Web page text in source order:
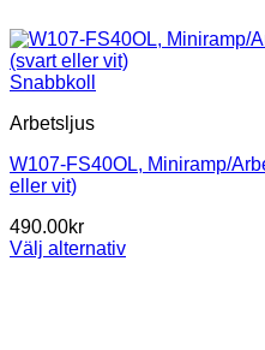
Snabbkoll
Arbetsljus
W107-FS40OL, Miniramp/
eller vit)
490.00kr
Välj alternativ